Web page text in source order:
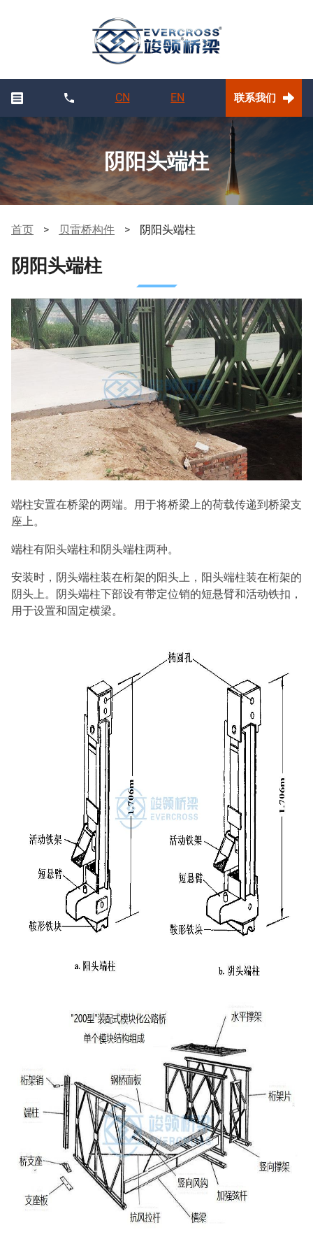
CN EN 联系我们
阴阳头端柱
首页 > 贝雷桥构件 > 阴阳头端柱
阴阳头端柱
端柱安置在桥梁的两端。用于将桥梁上的荷载传递到桥梁支
座上。
端柱有阳头端柱和阴头端柱两种。
安装时，阴头端柱装在桁架的阳头上，阳头端柱装在桁架的
阴头上。阴头端柱下部设有带定位销的短悬臂和活动铁扣，
用于设置和固定横梁。